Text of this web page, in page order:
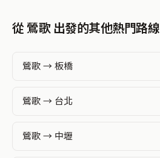
從 鶯歌 出發的其他熱門路線
鶯歌 → 板橋
鶯歌 → 台北
鶯歌 → 中壢